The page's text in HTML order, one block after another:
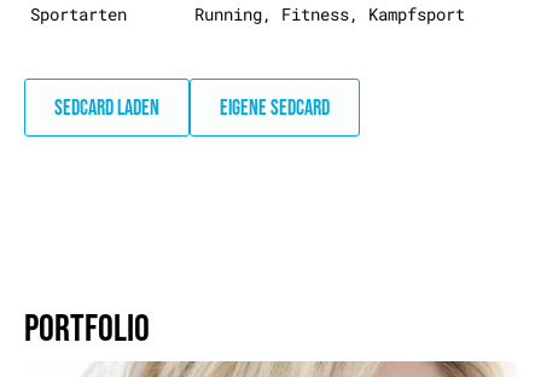
Sportarten Running, Fitness, Kampfsport
SEDCARD LADEN EIGENE SEDCARD
PORTFOLIO